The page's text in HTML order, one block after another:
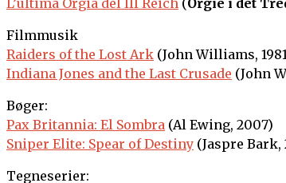
Filmmusik
Raiders of the Lost Ark (John Williams,
Indiana Jones and the Last Crusade (John
Bøger:
Pax Britannia: El Sombra (Al Ewing, 2007)
Sniper Elite: Spear of Destiny (Jaspre Bark,
Tegneserier: